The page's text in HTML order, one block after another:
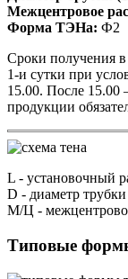
Межцентровое
Форма ТЭНа: Ф2
Сроки получения
1-и сутки при
15.00. После 15.00
продукции
L - установочный
D - диаметр трубки
М/Ц -
Типовые